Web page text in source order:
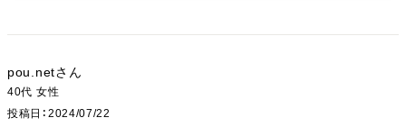
pou.net
40代 女性
投稿日
2024/07/22